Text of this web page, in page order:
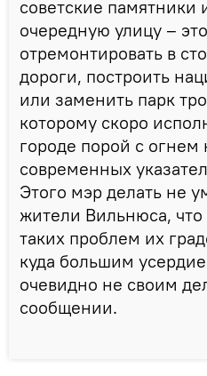
советские памятники
очередную улицу –
отремонтировать в
дороги, построить
или заменить парк
которому скоро
городе порой с огнем
современных
Этого мэр делать не
жители Вильнюса,
таких проблем их
куда большим
очевидно не своим
сообщении.